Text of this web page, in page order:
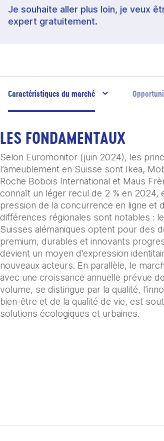
Je souhaite aller plus loin, je veux
expert gratuitement.
Caractéristiques du marché
LES FONDAMENTAUX
Selon Euromonitor (juin 2024), les
l’ameublement en Suisse sont Ikea,
Roche Bobois International et Maus
connaît un léger recul de 2 % en 2024,
pression de la concurrence en ligne et
différences régionales sont notables :
Suisses alémaniques optent pour des
premium, durables et innovants
devient un moyen d’expression
nouveaux acteurs. En parallèle, le
avec une croissance annuelle prévue
volume, se distingue par la qualité,
bien-être et de la qualité de vie, est
solutions écologiques et urbaines.